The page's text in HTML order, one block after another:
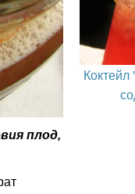
плод,